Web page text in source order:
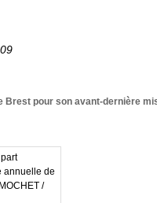
Brest pour son avant-dernière